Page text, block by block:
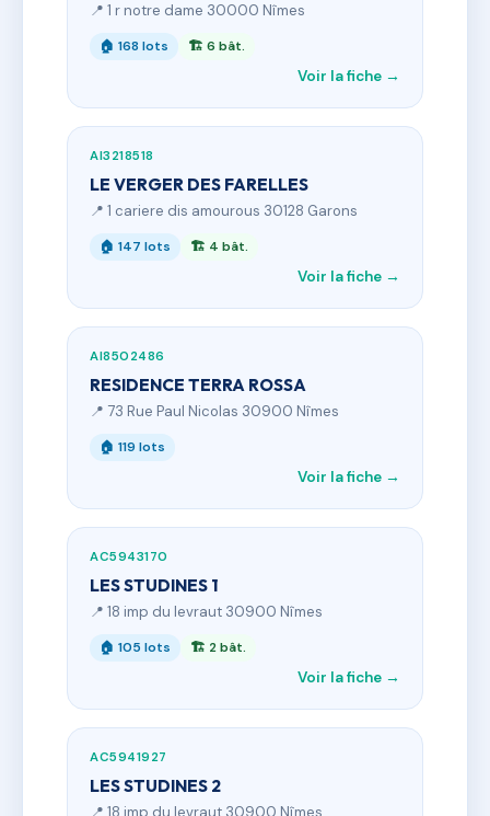
📍 1 r notre dame 30000 Nîmes
🏠 168 lots 🏗 6 bât.
Voir la fiche →
AI3218518
LE VERGER DES FARELLES
📍 1 cariere dis amourous 30128 Garons
🏠 147 lots 🏗 4 bât.
Voir la fiche →
AI8502486
RESIDENCE TERRA ROSSA
📍 73 Rue Paul Nicolas 30900 Nîmes
🏠 119 lots
Voir la fiche →
AC5943170
LES STUDINES 1
📍 18 imp du levraut 30900 Nîmes
🏠 105 lots 🏗 2 bât.
Voir la fiche →
AC5941927
LES STUDINES 2
📍 18 imp du levraut 30900 Nîmes